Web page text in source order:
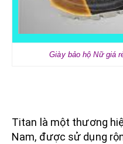
Giày bảo hộ Nữ giá
Titan là một thương
Nam, được sử dụng